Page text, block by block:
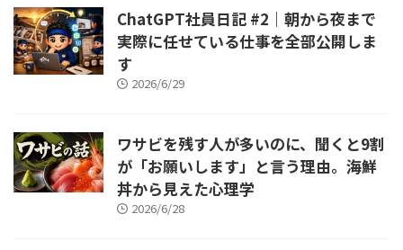
ChatGPT社員日記 #2｜朝から夜まで
実際に任せている仕事を全部公開しま
す
2026/6/29
ワサビを残す人が多いのに、聞くと9割
が「お願いします」と言う理由。海鮮
丼から見えた心理学
2026/6/28